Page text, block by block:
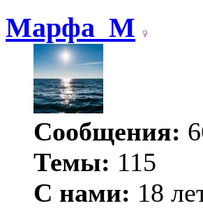
Марфа_М
Сообщения:
Темы: 115
С нами: 18